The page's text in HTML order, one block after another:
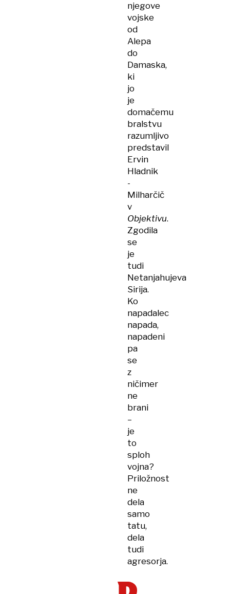
njegove
vojske
od
Alepa
do
Damaska,
ki
jo
je
domačemu
bralstvu
razumljivo
predstavil
Ervin
Hladnik
-
Milharčič
v
Objektivu.
Zgodila
se
je
tudi
Netanjahujeva
Sirija.
Ko
napadalec
napada,
napadeni
pa
se
z
ničimer
ne
brani
–
je
to
sploh
vojna?
Priložnost
ne
dela
samo
tatu,
dela
tudi
agresorja.